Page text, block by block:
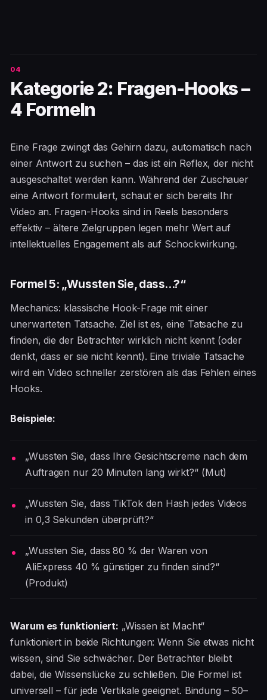
Kategorie 2: Fragen-Hooks –
4 Formeln
Eine Frage zwingt das Gehirn dazu, automatisch nach
einer Antwort zu suchen – das ist ein Reflex, der nicht
ausgeschaltet werden kann. Während der Zuschauer
eine Antwort formuliert, schaut er sich bereits Ihr
Video an. Fragen-Hooks sind in Reels besonders
effektiv – ältere Zielgruppen legen mehr Wert auf
intellektuelles Engagement als auf Schockwirkung.
Formel 5: „Wussten Sie, dass...?“
Mechanics: klassische Hook-Frage mit einer
unerwarteten Tatsache. Ziel ist es, eine Tatsache zu
finden, die der Betrachter wirklich nicht kennt (oder
denkt, dass er sie nicht kennt). Eine triviale Tatsache
wird ein Video schneller zerstören als das Fehlen eines
Hooks.
Beispiele:
„Wussten Sie, dass Ihre Gesichtscreme nach dem
Auftragen nur 20 Minuten lang wirkt?“ (Mut)
„Wussten Sie, dass TikTok den Hash jedes Videos
in 0,3 Sekunden überprüft?“
„Wussten Sie, dass 80 % der Waren von
AliExpress 40 % günstiger zu finden sind?“
(Produkt)
Warum es funktioniert: „Wissen ist Macht“
funktioniert in beide Richtungen: Wenn Sie etwas nicht
wissen, sind Sie schwächer. Der Betrachter bleibt
dabei, die Wissenslücke zu schließen. Die Formel ist
universell – für jede Vertikale geeignet. Bindung – 50–